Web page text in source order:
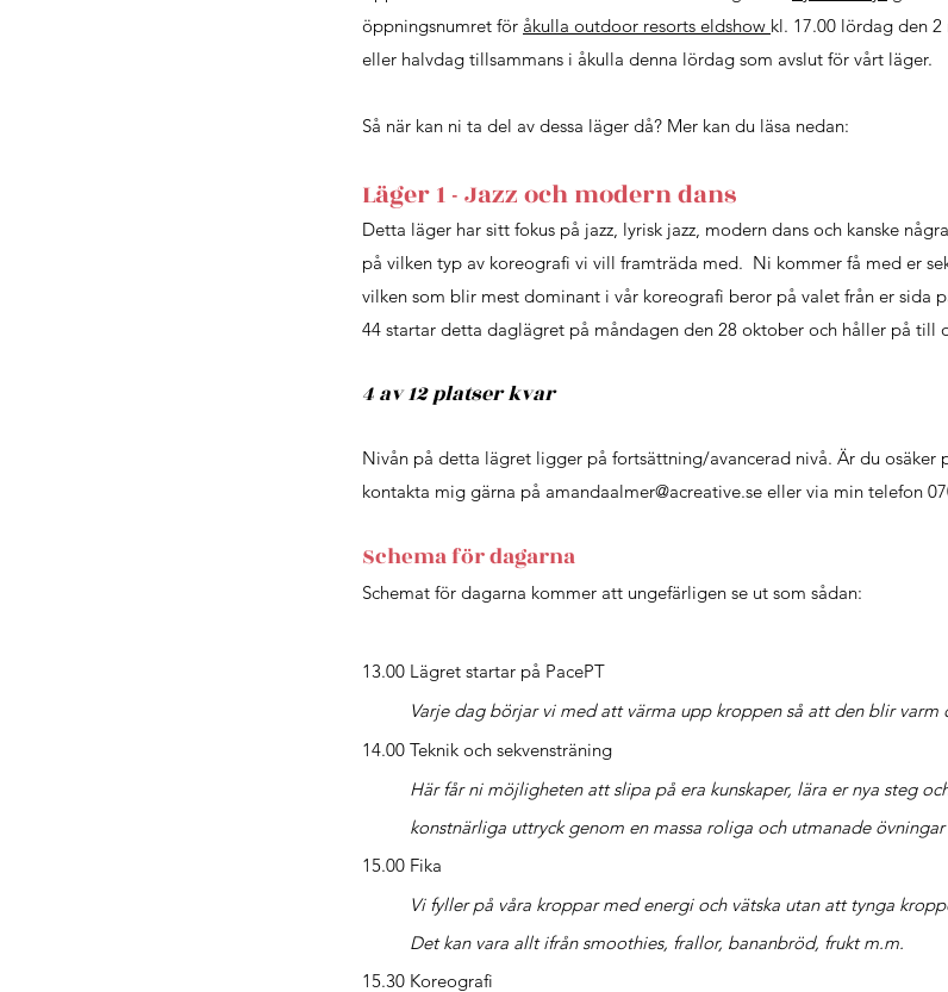
öppningsnumret för åkulla outdoor resorts eldshow kl. 17.00 lördag den
eller halvdag tillsammans i åkulla denna lördag som avslut för vårt läger.
Så när kan ni ta del av dessa läger då? Mer kan du läsa nedan:
Läger 1 - Jazz och modern dans
Detta läger har sitt fokus på jazz, lyrisk jazz, modern dans och kanske
på vilken typ av koreografi vi vill framträda med. Ni kommer få med er
vilken som blir mest dominant i vår koreografi beror på valet från er sida
44 startar detta daglägret på måndagen den 28 oktober och håller på till
4 av 12 platser kvar
Nivån på detta lägret ligger på fortsättning/avancerad nivå. Är du osäker
kontakta mig gärna på amandaalmer@acreative.se eller via min telefon
Schema för dagarna
Schemat för dagarna kommer att ungefärligen se ut som sådan:
13.00 Lägret startar på PacePT
Varje dag börjar vi med att värma upp kroppen så att den blir varm
14.00 Teknik och sekvensträning
Här får ni möjligheten att slipa på era kunskaper, lära er nya steg
konstnärliga uttryck genom en massa roliga och utmanadeövningar
15.00 Fika
Vi fyller på våra kroppar med energi och vätska utan att tynga
Det kan vara allt ifrån smoothies, frallor, bananbröd, frukt m.m.
15.30 Koreografi